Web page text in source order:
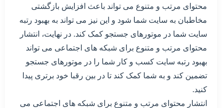
محتوای مرتب و متنوع می تواند باعث افزایش بازگشتی
مخاطبان به سایت شما شود و این نیز می تواند به بهبود رتبه
سایت شما در موتورهای جستجو کمک کند. در نهایت، انتشار
محتوای مرتب و متنوع برای شبکه های اجتماعی می تواند
بهبود رتبه سایت کسب و کار شما را در موتورهای جستجو
تضمین کند و به شما کمک کند تا در بین رقبا خود برتری پیدا
کنید.
انتشار محتوای مرتب و متنوع برای شبکه های اجتماعی می